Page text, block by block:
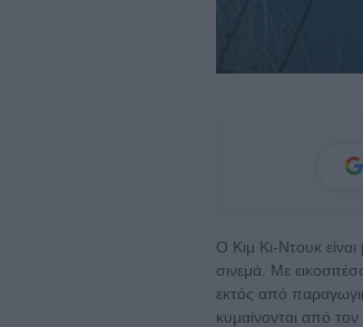
Ο Κιμ Κι-Ντουκ
σινεμά. Με
εκτός από
κυμαίνονται από